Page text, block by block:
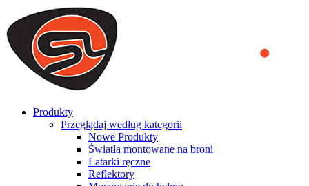
We use cookies to ensure that we provide you the best experience
on our website. By continuing to browse this website, you accept
that cookies are used to help us analyze how the website is used and
to offer you a better experience. To learn more or to find out how
you can disable cookies, you can access our
Produkty
Przeglądaj według kategorii
Nowe Produkty
Światła montowane na broni
Latarki ręczne
Reflektory